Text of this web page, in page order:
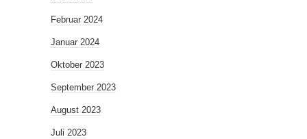
Februar 2024
Januar 2024
Oktober 2023
September 2023
August 2023
Juli 2023